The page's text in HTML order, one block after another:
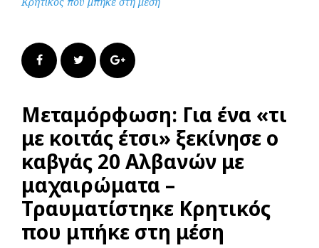
FacebookTwitter Google+
Μεταμόρφωση: Για ένα «τι
με κοιτάς έτσι» ξεκίνησε ο
καβγάς 20 Αλβανών με
μαχαιρώματα –
Τραυματίστηκε Κρητικός
που μπήκε στη μέση